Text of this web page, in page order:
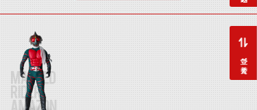
並べ替え